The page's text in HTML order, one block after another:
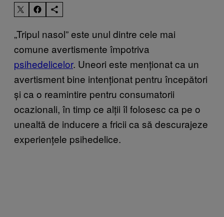
„Tripul nasol” este unul dintre cele mai
comune avertismente împotriva
psihedelicelor. Uneori este menționat ca un
avertisment bine intenționat pentru începători
și ca o reamintire pentru consumatorii
ocazionali, în timp ce alții îl folosesc ca pe o
unealtă de inducere a fricii ca să descurajeze
experiențele psihedelice.